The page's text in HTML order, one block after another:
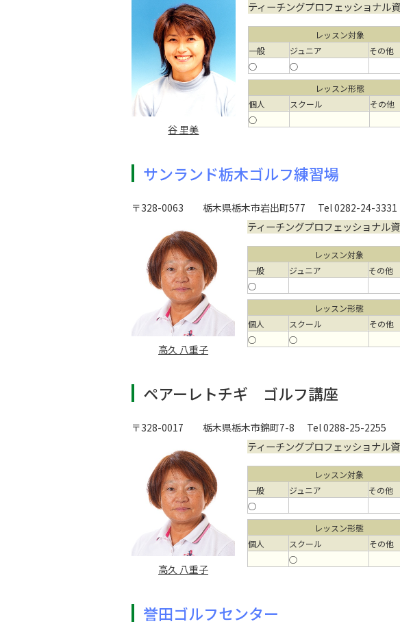
谷 里美
ティーチングプロフェッショナル
レッスン対象
一般
ジュニア
その他
○
○
レッスン形態
個人
スクール
その他
○
サンランド栃木ゴルフ練習場
〒328-0063 栃木県栃木市岩出町577 Tel 0282-24-3331
高久 八重子
ティーチングプロフェッショナル
レッスン対象
一般
ジュニア
その他
○
レッスン形態
個人
スクール
その他
○
○
ペアーレトチギ ゴルフ講座
〒328-0017 栃木県栃木市錦町7-8 Tel 0288-25-2255
高久 八重子
ティーチングプロフェッショナル
レッスン対象
一般
ジュニア
その他
○
レッスン形態
個人
スクール
その他
○
誉田ゴルフセンター